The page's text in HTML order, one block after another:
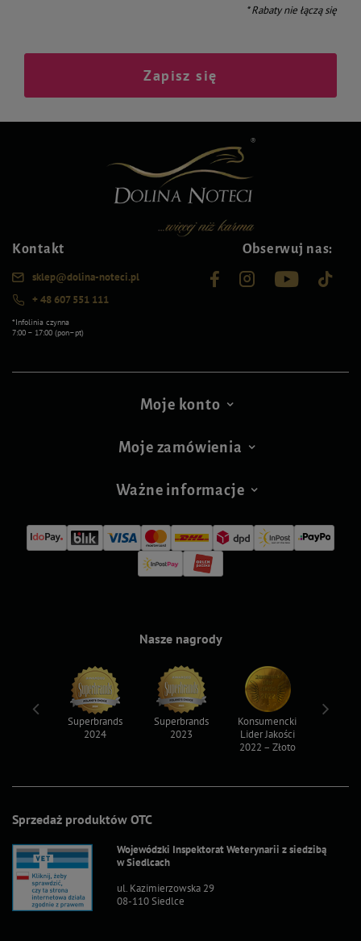
* Rabaty nie łączą się
Zapisz się
Kontakt
sklep@dolina-noteci.pl
+ 48 607 551 111
*Infolinia czynna
7:00 – 17:00 (pon–pt)
Obserwuj nas:
Moje konto
Moje zamówienia
Ważne informacje
Sprzedaż produktów OTC
Wojewódzki Inspektorat Weterynarii z siedzibą
w Siedlcach
ul. Kazimierzowska 29
08-110 Siedlce
Nasze nagrody
Superbrands
2024
Superbrands
2023
Konsumencki
Lider Jakości
2022 – Złoto